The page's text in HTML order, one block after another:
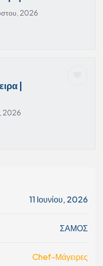
2026
|
2026
11 Ιουνίου, 2026
ΣΑΜΟΣ
Chef-Μάγειρες